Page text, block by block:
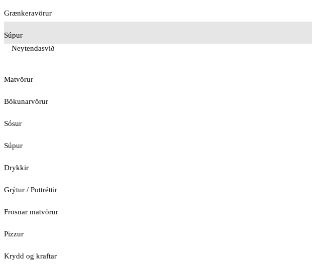
Grænkeravörur
Súpur
Neytendasvið
Matvörur
Bökunarvörur
Sósur
Súpur
Drykkir
Grýtur / Pottréttir
Frosnar matvörur
Pizzur
Krydd og kraftar